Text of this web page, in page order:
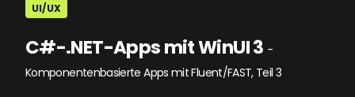
UI/UX
C#-.NET-Apps mit WinUI 3 -
Komponentenbasierte Apps mit Fluent/FAST, Teil 3